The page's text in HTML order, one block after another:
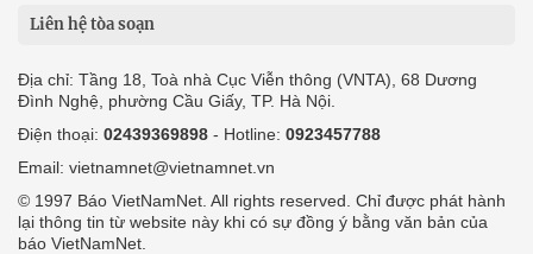
Liên hệ tòa soạn
Địa chỉ: Tầng 18, Toà nhà Cục Viễn thông (VNTA), 68 Dương
Đình Nghệ, phường Cầu Giấy, TP. Hà Nội.
Điện thoại: 02439369898 - Hotline: 0923457788
Email: vietnamnet@vietnamnet.vn
© 1997 Báo VietNamNet. All rights reserved. Chỉ được phát hành
lại thông tin từ website này khi có sự đồng ý bằng văn bản của
báo VietNamNet.